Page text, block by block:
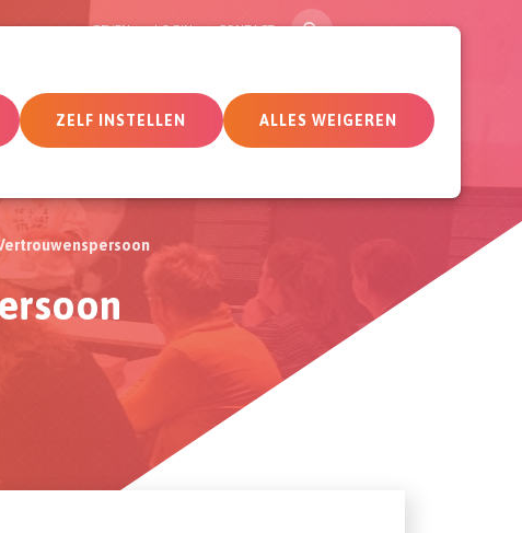
ZELF INSTELLEN ALLES WEIGEREN
Actueel Deelnemersomgeving
GEVEN LOGIN CONTACT ZOEK